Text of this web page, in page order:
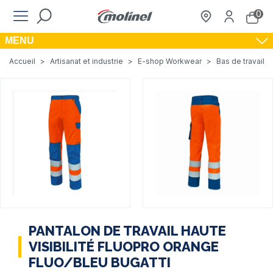
0
MENU
Accueil > Artisanat et industrie > E-shop Workwear > Bas de travail
PANTALON DE TRAVAIL HAUTE
VISIBILITÉ FLUOPRO ORANGE
FLUO/BLEU BUGATTI